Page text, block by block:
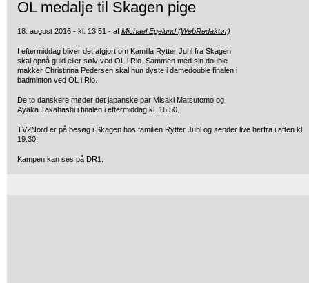
OL medalje til Skagen pige
18. august 2016 - kl. 13:51 - af Michael Egelund (WebRedaktør)
I eftermiddag bliver det afgjort om Kamilla Rytter Juhl fra Skagen
skal opnå guld eller sølv ved OL i Rio. Sammen med sin double
makker Christinna Pedersen skal hun dyste i damedouble finalen i
badminton ved OL i Rio.
De to danskere møder det japanske par Misaki Matsutomo og
Ayaka Takahashi i finalen i eftermiddag kl. 16.50.
TV2Nord er på besøg i Skagen hos familien Rytter Juhl og sender live herfra i aften kl.
19.30.
Kampen kan ses på DR1.